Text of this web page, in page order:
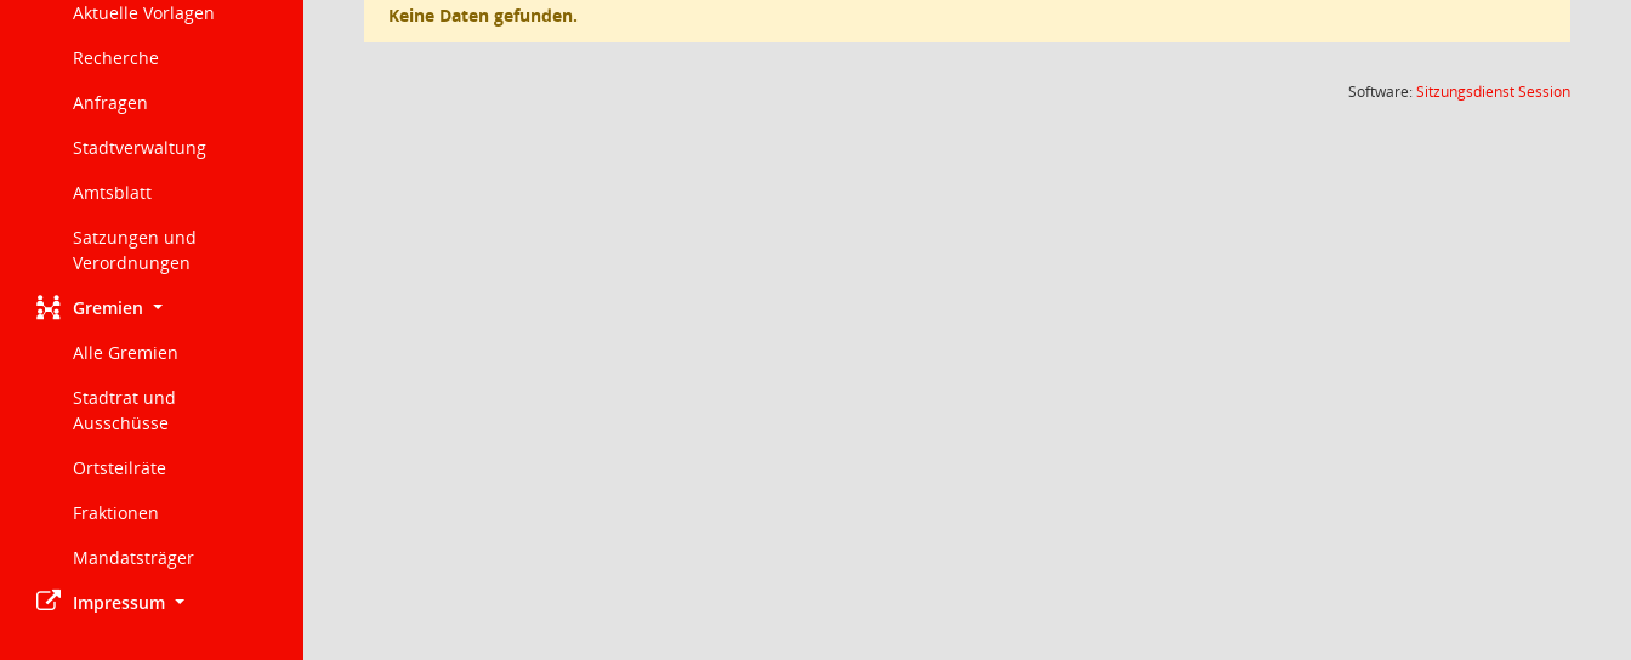
Aktuelle Vorlagen
Recherche
Anfragen
Stadtverwaltung
Amtsblatt
Satzungen und
Verordnungen
Gremien
Alle Gremien
Stadtrat und
Ausschüsse
Ortsteilräte
Fraktionen
Mandatsträger
Impressum
Keine Daten gefunden.
Software:SitzungsdienstSession(Wird in